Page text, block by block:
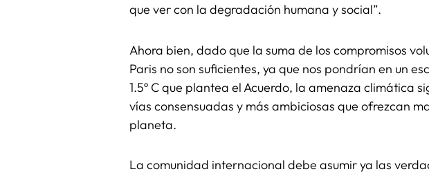
que ver con la degradación humana y social”.
Ahora bien, dado que la suma de los compromisos
Paris no son suficientes, ya que nos pondrían en un
1.5º C que plantea el Acuerdo, la amenaza climática
vías consensuadas y más ambiciosas que ofrezcan
planeta.
La comunidad internacional debe asumir ya las